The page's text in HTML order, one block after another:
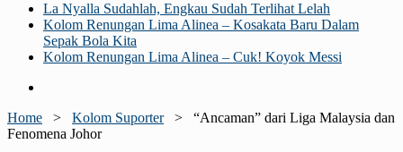
La Nyalla Sudahlah, Engkau Sudah Terlihat Lelah
Kolom Renungan Lima Alinea – Kosakata Baru Dalam
Sepak Bola Kita
Kolom Renungan Lima Alinea – Cuk! Koyok Messi
Home > Kolom Suporter> “Ancaman” dari Liga Malaysia dan
Fenomena Johor